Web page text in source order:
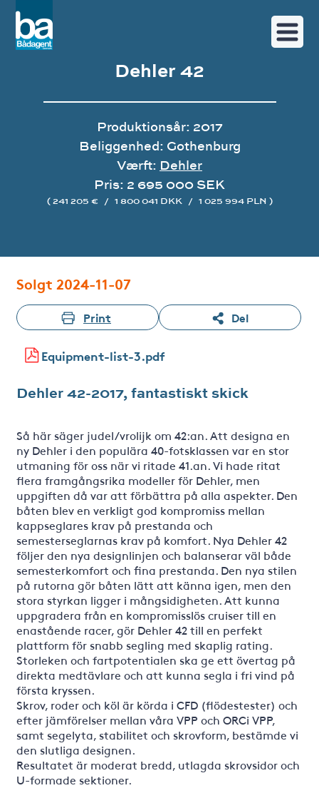
Dehler 42
Produktionsår: 2017
Beliggenhed: Gothenburg
Værft: Dehler
Pris: 2 695 000 SEK
( 241 205 € / 1 800 041 DKK / 1 025 994 PLN )
Solgt 2024-11-07
Print Del
Equipment-list-3.pdf
Dehler 42-2017, fantastiskt skick
Så här säger judel/vrolijk om 42:an. Att designa en
ny Dehler i den populära 40-fotsklassen var en stor
utmaning för oss när vi ritade 41.an. Vi hade ritat
flera framgångsrika modeller för Dehler, men
uppgiften då var att förbättra på alla aspekter. Den
båten blev en verkligt god kompromiss mellan
kappseglares krav på prestanda och
semesterseglarnas krav på komfort. Nya Dehler 42
följer den nya designlinjen och balanserar väl både
semesterkomfort och fina prestanda. Den nya stilen
på rutorna gör båten lätt att känna igen, men den
stora styrkan ligger i mångsidigheten. Att kunna
uppgradera från en kompromisslös cruiser till en
enastående racer, gör Dehler 42 till en perfekt
plattform för snabb segling med skaplig rating.
Storleken och fartpotentialen ska ge ett övertag på
direkta medtävlare och att kunna segla i fri vind på
första kryssen.
Skrov, roder och köl är körda i CFD (flödestester) och
efter jämförelser mellan våra VPP och ORCi VPP,
samt segelyta, stabilitet och skrovform, bestämde vi
den slutliga designen.
Resultatet är moderat bredd, utlagda skrovsidor och
U-formade sektioner.